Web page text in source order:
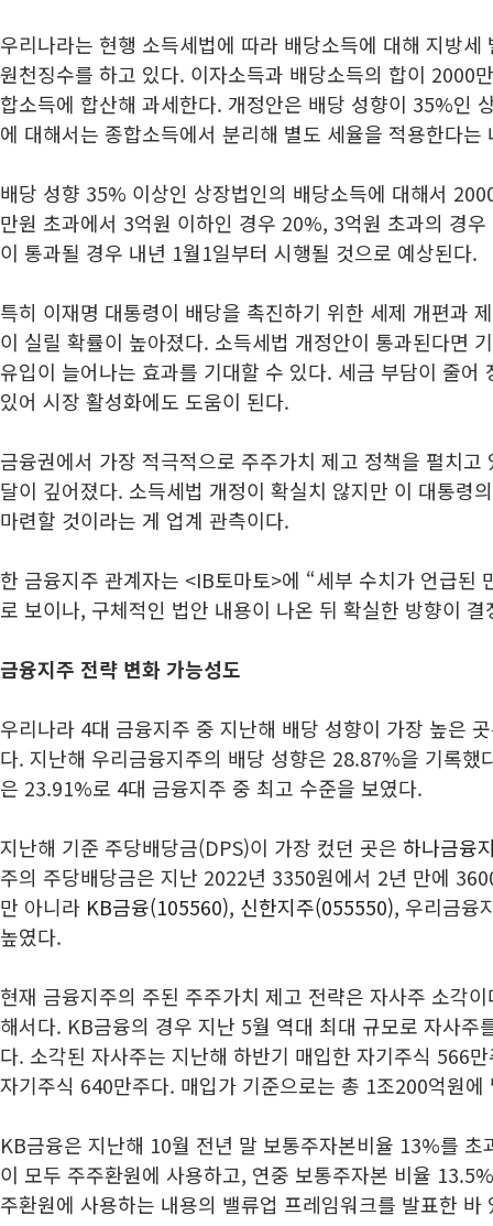
우리나라는 현행 소득세법에 따라 배당소득에 대해 지방
원천징수를 하고 있다. 이자소득과 배당소득의 합이 2000
합소득에 합산해 과세한다. 개정안은 배당 성향이 35%인
에 대해서는 종합소득에서 분리해 별도 세율을 적용한다는
배당 성향 35% 이상인 상장법인의 배당소득에 대해서
만원 초과에서 3억원 이하인 경우 20%, 3억원 초과의 경
이 통과될 경우 내년 1월1일부터 시행될 것으로 예상된다.
특히 이재명 대통령이 배당을 촉진하기 위한 세제 개편과
이 실릴 확률이 높아졌다. 소득세법 개정안이 통과된다면
유입이 늘어나는 효과를 기대할 수 있다. 세금 부담이 줄어
있어 시장 활성화에도 도움이 된다.
금융권에서 가장 적극적으로 주주가치 제고 정책을 펼치고
달이 깊어졌다. 소득세법 개정이 확실치 않지만 이 대통령
마련할 것이라는 게 업계 관측이다.
한 금융지주 관계자는 <IB토마토>에 “세부 수치가 언급된
로 보이나, 구체적인 법안 내용이 나온 뒤 확실한 방향이
금융지주 전략 변화 가능성도
우리나라 4대 금융지주 중 지난해 배당 성향이 가장 높은
다. 지난해 우리금융지주의 배당 성향은 28.87%을 기록했
은 23.91%로 4대 금융지주 중 최고 수준을 보였다.
지난해 기준 주당배당금(DPS)이 가장 컸던 곳은 하나금융
주의 주당배당금은 지난 2022년 3350원에서 2년 만에
만 아니라 KB금융(105560), 신한지주(055550), 우리금융
높였다.
현재 금융지주의 주된 주주가치 제고 전략은 자사주 소각
해서다. KB금융의 경우 지난 5월 역대 최대 규모로 자사주
다. 소각된 자사주는 지난해 하반기 매입한 자기주식 566
자기주식 640만주다. 매입가 기준으로는 총 1조200억원에
KB금융은 지난해 10월 전년 말 보통주자본비율 13%를 초
이 모두 주주환원에 사용하고, 연중 보통주자본 비율
주환원에 사용하는 내용의 밸류업 프레임워크를 발표한 바